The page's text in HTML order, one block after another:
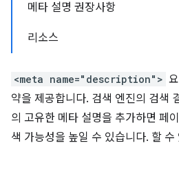
메타 설명 권장사항
리소스
<meta name="description">
약을 제공합니다. 검색 엔진의 검색
의 고유한 메타 설명을 추가하면 페
색 가능성을 높일 수 있습니다. 할 수